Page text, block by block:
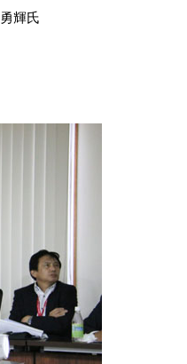
輝氏